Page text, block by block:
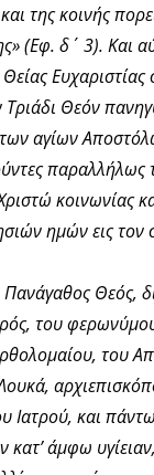
της κοινής
(Εφ. δ΄ 3). Και
Θεόν
αγίων
παραλλήλως
κοινωνίας
ημών εις τον
Θεός,
του
του
Ιατρού, και
κατ’ άμφω